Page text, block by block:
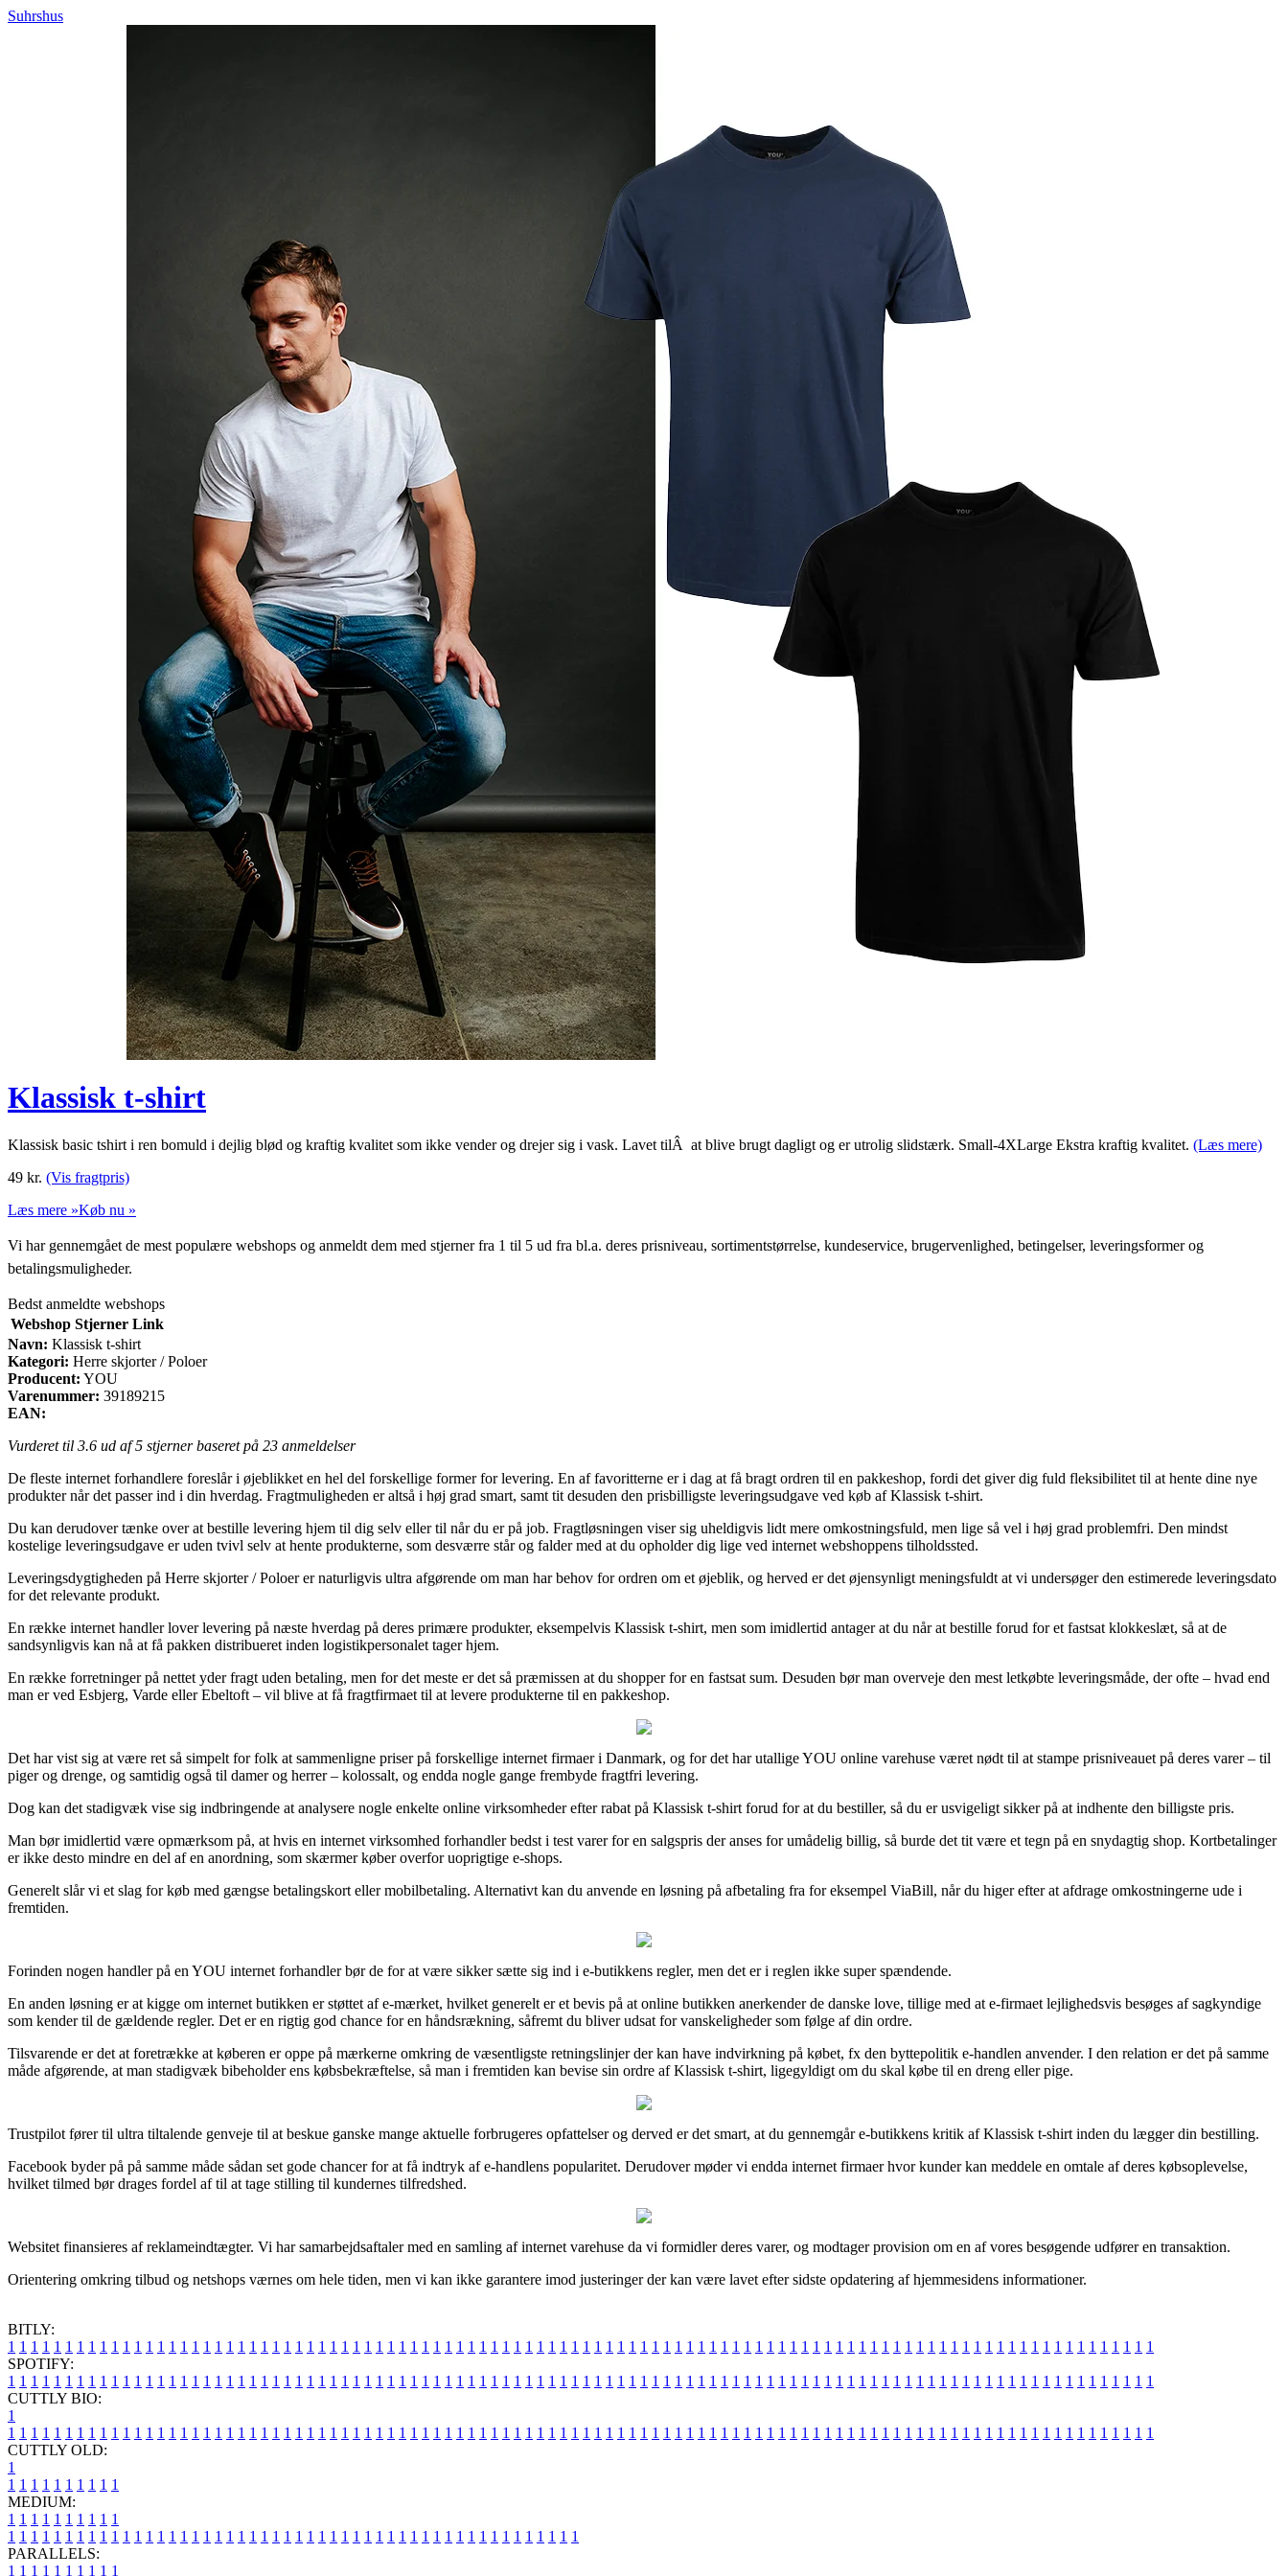
Suhrshus
Klassisk t-shirt
Klassisk basic tshirt i ren bomuld i dejlig blød og kraftig kvalitet som ikke vender og drejer sig i vask. Lavet tilÂ at blive brugt dagligt og er utrolig slidstærk. Small-4XLarge Ekstra kraftig kvalitet. (Læs mere)
49 kr. (Vis fragtpris)
Læs mere »Køb nu »
Vi har gennemgået de mest populære webshops og anmeldt dem med stjerner fra 1 til 5 ud fra bl.a. deres prisniveau, sortimentstørrelse, kundeservice, brugervenlighed, betingelser, leveringsformer og
betalingsmuligheder.
Bedst anmeldte webshops
Webshop Stjerner Link
Navn: Klassisk t-shirt
Kategori: Herre skjorter / Poloer
Producent: YOU
Varenummer: 39189215
EAN:
Vurderet til 3.6 ud af 5 stjerner baseret på 23 anmeldelser
De fleste internet forhandlere foreslår i øjeblikket en hel del forskellige former for levering. En af favoritterne er i dag at få bragt ordren til en pakkeshop, fordi det giver dig fuld fleksibilitet til at hente dine nye
produkter når det passer ind i din hverdag. Fragtmuligheden er altså i høj grad smart, samt tit desuden den prisbilligste leveringsudgave ved køb af Klassisk t-shirt.
Du kan derudover tænke over at bestille levering hjem til dig selv eller til når du er på job. Fragtløsningen viser sig uheldigvis lidt mere omkostningsfuld, men lige så vel i høj grad problemfri. Den mindst
kostelige leveringsudgave er uden tvivl selv at hente produkterne, som desværre står og falder med at du opholder dig lige ved internet webshoppens tilholdssted.
Leveringsdygtigheden på Herre skjorter / Poloer er naturligvis ultra afgørende om man har behov for ordren om et øjeblik, og herved er det øjensynligt meningsfuldt at vi undersøger den estimerede leveringsdato
for det relevante produkt.
En række internet handler lover levering på næste hverdag på deres primære produkter, eksempelvis Klassisk t-shirt, men som imidlertid antager at du når at bestille forud for et fastsat klokkeslæt, så at de
sandsynligvis kan nå at få pakken distribueret inden logistikpersonalet tager hjem.
En række forretninger på nettet yder fragt uden betaling, men for det meste er det så præmissen at du shopper for en fastsat sum. Desuden bør man overveje den mest letkøbte leveringsmåde, der ofte – hvad end
man er ved Esbjerg, Varde eller Ebeltoft – vil blive at få fragtfirmaet til at levere produkterne til en pakkeshop.
Det har vist sig at være ret så simpelt for folk at sammenligne priser på forskellige internet firmaer i Danmark, og for det har utallige YOU online varehuse været nødt til at stampe prisniveauet på deres varer – til
piger og drenge, og samtidig også til damer og herrer – kolossalt, og endda nogle gange frembyde fragtfri levering.
Dog kan det stadigvæk vise sig indbringende at analysere nogle enkelte online virksomheder efter rabat på Klassisk t-shirt forud for at du bestiller, så du er usvigeligt sikker på at indhente den billigste pris.
Man bør imidlertid være opmærksom på, at hvis en internet virksomhed forhandler bedst i test varer for en salgspris der anses for umådelig billig, så burde det tit være et tegn på en snydagtig shop. Kortbetalinger
er ikke desto mindre en del af en anordning, som skærmer køber overfor uoprigtige e-shops.
Generelt slår vi et slag for køb med gængse betalingskort eller mobilbetaling. Alternativt kan du anvende en løsning på afbetaling fra for eksempel ViaBill, når du higer efter at afdrage omkostningerne ude i
fremtiden.
Forinden nogen handler på en YOU internet forhandler bør de for at være sikker sætte sig ind i e-butikkens regler, men det er i reglen ikke super spændende.
En anden løsning er at kigge om internet butikken er støttet af e-mærket, hvilket generelt er et bevis på at online butikken anerkender de danske love, tillige med at e-firmaet lejlighedsvis besøges af sagkyndige
som kender til de gældende regler. Det er en rigtig god chance for en håndsrækning, såfremt du bliver udsat for vanskeligheder som følge af din ordre.
Tilsvarende er det at foretrække at køberen er oppe på mærkerne omkring de væsentligste retningslinjer der kan have indvirkning på købet, fx den byttepolitik e-handlen anvender. I den relation er det på samme
måde afgørende, at man stadigvæk bibeholder ens købsbekræftelse, så man i fremtiden kan bevise sin ordre af Klassisk t-shirt, ligegyldigt om du skal købe til en dreng eller pige.
Trustpilot fører til ultra tiltalende genveje til at beskue ganske mange aktuelle forbrugeres opfattelser og derved er det smart, at du gennemgår e-butikkens kritik af Klassisk t-shirt inden du lægger din bestilling.
Facebook byder på på samme måde sådan set gode chancer for at få indtryk af e-handlens popularitet. Derudover møder vi endda internet firmaer hvor kunder kan meddele en omtale af deres købsoplevelse,
hvilket tilmed bør drages fordel af til at tage stilling til kundernes tilfredshed.
Websitet finansieres af reklameindtægter. Vi har samarbejdsaftaler med en samling af internet varehuse da vi formidler deres varer, og modtager provision om en af vores besøgende udfører en transaktion.
Orientering omkring tilbud og netshops værnes om hele tiden, men vi kan ikke garantere imod justeringer der kan være lavet efter sidste opdatering af hjemmesidens informationer.
BITLY:
1 1 1 1 1 1 1 1 1 1 1 1 1 1 1 1 1 1 1 1 1 1 1 1 1 1 1 1 1 1 1 1 1 1 1 1 1 1 1 1 1 1 1 1 1 1 1 1 1 1 1 1 1 1 1 1 1 1 1 1 1 1 1 1 1 1 1 1 1 1 1 1 1 1 1 1 1 1 1 1 1 1 1 1 1 1 1 1 1 1 1 1 1 1 1 1 1 1 1 1
SPOTIFY:
1 1 1 1 1 1 1 1 1 1 1 1 1 1 1 1 1 1 1 1 1 1 1 1 1 1 1 1 1 1 1 1 1 1 1 1 1 1 1 1 1 1 1 1 1 1 1 1 1 1 1 1 1 1 1 1 1 1 1 1 1 1 1 1 1 1 1 1 1 1 1 1 1 1 1 1 1 1 1 1 1 1 1 1 1 1 1 1 1 1 1 1 1 1 1 1 1 1 1 1
CUTTLY BIO:
1
1 1 1 1 1 1 1 1 1 1 1 1 1 1 1 1 1 1 1 1 1 1 1 1 1 1 1 1 1 1 1 1 1 1 1 1 1 1 1 1 1 1 1 1 1 1 1 1 1 1 1 1 1 1 1 1 1 1 1 1 1 1 1 1 1 1 1 1 1 1 1 1 1 1 1 1 1 1 1 1 1 1 1 1 1 1 1 1 1 1 1 1 1 1 1 1 1 1 1 1
CUTTLY OLD:
1
1 1 1 1 1 1 1 1 1 1
MEDIUM:
1 1 1 1 1 1 1 1 1 1
1 1 1 1 1 1 1 1 1 1 1 1 1 1 1 1 1 1 1 1 1 1 1 1 1 1 1 1 1 1 1 1 1 1 1 1 1 1 1 1 1 1 1 1 1 1 1 1 1 1
PARALLELS:
1 1 1 1 1 1 1 1 1 1